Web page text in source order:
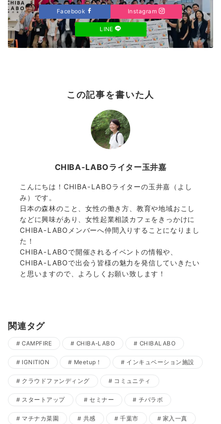
Facebook Instagram
LINE
この記事を書いた人
CHIBA-LABOライター玉井嘉
こんにちは！CHIBA-LABOライターの玉井嘉（よし
み）です。
日本の森林のこと、女性の働き方、教育や地域おこし
などに興味があり、女性起業相談カフェをきっかけに
CHIBA-LABOメンバーへ仲間入りすることになりまし
た！
CHIBA-LABOで開催されるイベントの情報や、
CHIBA-LABOで出会う皆様の魅力を発信していきたい
と思いますので、よろしくお願い致します！
関連タグ
CAMPFIRE CHIBA-LABO CHIBALABO
IGNITION Meetup！ インキュベーション施設
クラウドファンディング コミュニティ
スタートアップ セミナー チバラボ
マチナカ菜園 共感 千葉市 家入一真